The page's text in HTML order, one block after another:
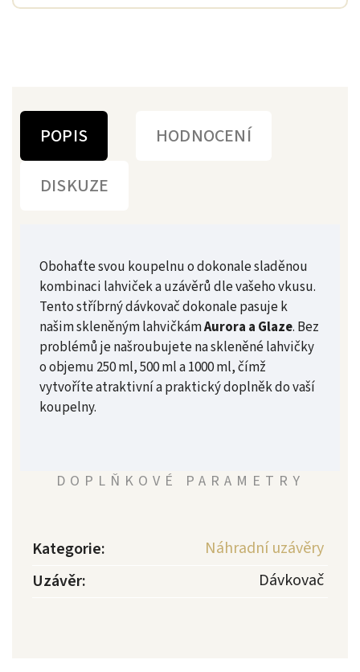
POPIS
HODNOCENÍ
DISKUZE
Obohaťte svou koupelnu o dokonale sladěnou
kombinaci lahviček a uzávěrů dle vašeho vkusu.
Tento stříbrný dávkovač dokonale pasuje k
našim skleněným lahvičkámAurora a Glaze. Bez
problémů je našroubujete na skleněné lahvičky
o objemu 250 ml, 500 ml a 1000 ml, čímž
vytvoříte atraktivní a praktický doplněk do vaší
koupelny.
DOPLŇKOVÉ PARAMETRY
Kategorie:
Náhradní uzávěry
Uzávěr: Dávkovač